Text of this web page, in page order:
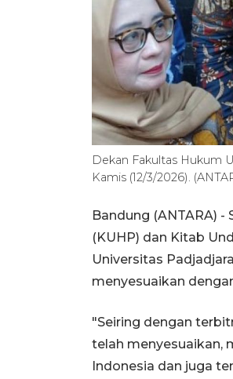
Dekan Fakultas Hukum
Kamis (12/3/2026).
Bandung (ANTARA)
(KUHP) dan Kitab
Universitas
menyesuaikan
"Seiring dengan
telah menyesuaikan,
Indonesia dan juga